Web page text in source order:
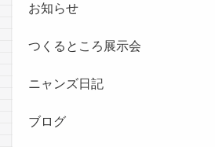
お知らせ
つくるところ展示会
ニャンズ日記
ブログ